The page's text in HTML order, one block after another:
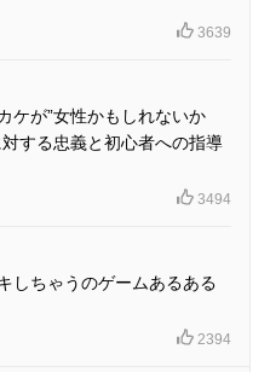
3639
ケが”女性かもしれないか
する忠義と初心者への指導
3494
しちゃうのゲームあるある
2394